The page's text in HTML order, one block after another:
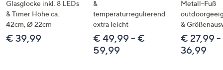
rechts,
um
diese
anzuzeigen.
Glasglocke inkl. 8 LEDs
& Timer Höhe ca.
42cm, Ø 22cm
€ 39,99
&
temperaturregulierend
extra leicht
€ 49,99 - €
59,99
Metall-Fuß
&
€ 27,99
36,99